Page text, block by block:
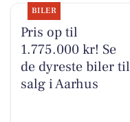
BILER
Pris op til
1.775.000 kr! Se
de dyreste biler til
salg i Aarhus